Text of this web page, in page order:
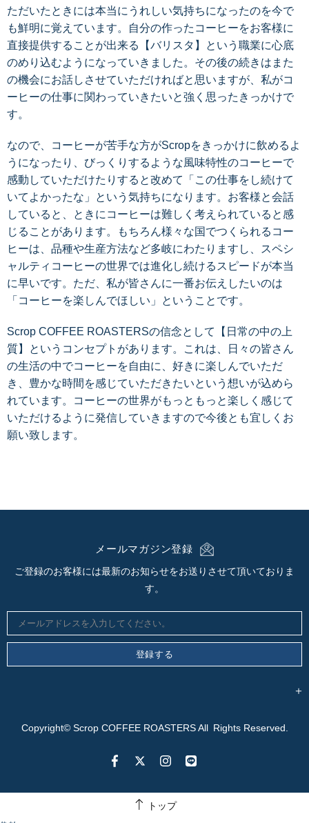
ただいたときには本当にうれしい気持ちになったのを今で
も鮮明に覚えています。自分の作ったコーヒーをお客様に
直接提供することが出来る【バリスタ】という職業に心底
のめり込むようになっていきました。その後の続きはまた
の機会にお話しさせていただければと思いますが、私がコ
ーヒーの仕事に関わっていきたいと強く思ったきっかけで
す。
なので、コーヒーが苦手な方がScropをきっかけに飲めるよ
うになったり、びっくりするような風味特性のコーヒーで
感動していただけたりすると改めて「この仕事をし続けて
いてよかったな」という気持ちになります。お客様と会話
していると、ときにコーヒーは難しく考えられていると感
じることがあります。もちろん様々な国でつくられるコー
ヒーは、品種や生産方法など多岐にわたりますし、スペシ
ャルティコーヒーの世界では進化し続けるスピードが本当
に早いです。ただ、私が皆さんに一番お伝えしたいのは
「コーヒーを楽しんでほしい」ということです。
Scrop COFFEE ROASTERSの信念として【日常の中の上
質】というコンセプトがあります。これは、日々の皆さん
の生活の中でコーヒーを自由に、好きに楽しんでいただ
き、豊かな時間を感じていただきたいという想いが込めら
れています。コーヒーの世界がもっともっと楽しく感じて
いただけるように発信していきますので今後とも宜しくお
願い致します。
メールマガジン登録
ご登録のお客様には最新のお知らせをお送りさせて頂いておりま
す。
Copyright© Scrop COFFEE ROASTERS All Rights Reserved.
トップ